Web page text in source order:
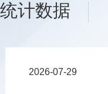
统计数据
2026-07-29